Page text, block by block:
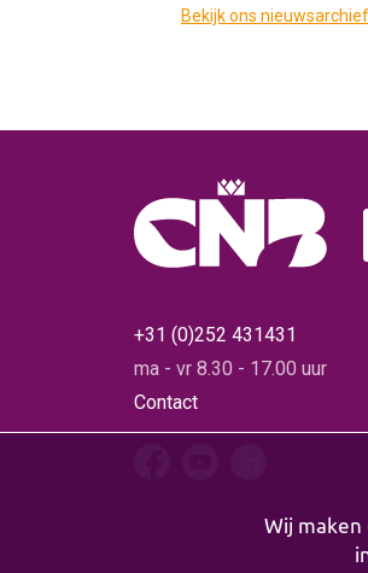
Bekijk ons nieuwsarchief
+31 (0)252 431431
ma - vr 8.30 - 17.00 uur
Contact
Wij